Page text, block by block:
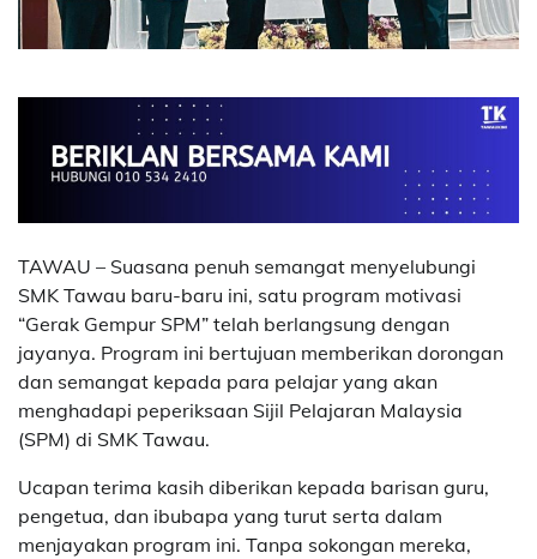
TAWAU – Suasana penuh semangat menyelubungi
SMK Tawau baru-baru ini, satu program motivasi
“Gerak Gempur SPM” telah berlangsung dengan
jayanya. Program ini bertujuan memberikan dorongan
dan semangat kepada para pelajar yang akan
menghadapi peperiksaan Sijil Pelajaran Malaysia
(SPM) di SMK Tawau.
Ucapan terima kasih diberikan kepada barisan guru,
pengetua, dan ibubapa yang turut serta dalam
menjayakan program ini. Tanpa sokongan mereka,